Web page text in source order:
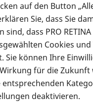
auf den Button
Sie, dass Sie
sind, dass PRO RETINA
Cookies
Sie können Ihre
für die Zukunft
entsprechenden
deaktivieren.